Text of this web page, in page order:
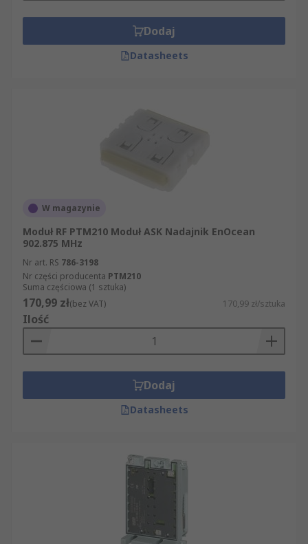
Dodaj
Datasheets
W magazynie
Moduł RF PTM210 Moduł ASK Nadajnik EnOcean
902.875 MHz
Nr art. RS 786-3198
Nr części producenta PTM210
Suma częściowa (1 sztuka)
170,99 zł(bez VAT) 170,99 zł/sztuka
Ilość
Dodaj
Datasheets